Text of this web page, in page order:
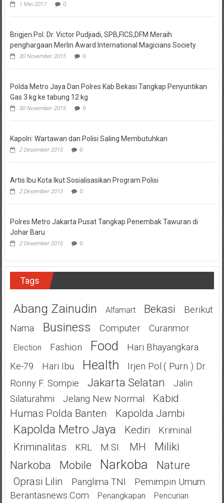
1 Mei 2017 0
Brigjen.Pol. Dr. Victor Pudjiadi, SPB,FICS,DFM Meraih
penghargaan Merlin Award International Magicians Society
30 November 2015 0
Polda Metro Jaya Dan Polres Kab Bekasi Tangkap Penyuntikan
Gas 3 kg ke tabung 12 kg
30 November 2015 0
Kapolri: Wartawan dan Polisi Saling Membutuhkan
2 Desember 2015 0
Artis Ibu Kota Ikut Sosialisasikan Program Polisi
2 Desember 2015 0
Polres Metro Jakarta Pusat Tangkap Penembak Tawuran di
Johar Baru
2 Desember 2015 0
Tags
Abang Zainudin Alfamart Bekasi
Berikut
Nama
Business Computer Curanmor
Election Fashion Food
Hari Bhayangkara
Ke-79
Hari Ibu Health
Irjen Pol.( Purn ) Dr.
Ronny F. Sompie
Jakarta Selatan
Jalin
Silaturahmi
Jelang New Normal
Kabid
Humas Polda Banten
Kapolda Jambi
Kapolda Metro Jaya Kediri Kriminal
Kriminalitas KRL M.SI. MH
Miliki
Narkoba
Mobile Narkoba Nature
Oprasi Lilin Panglima TNI
Pemimpin Umum
Berantasnews.com
Penangkapan Pencurian